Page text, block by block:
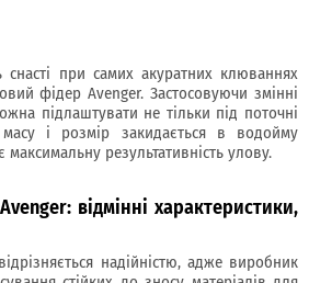
снасті при самих акуратних клюваннях
фідер Avenger. Застосовуючи змінні
підлаштувати не тільки під поточні
і розмір закидається в водойму
максимальну результативність улову.
відмінні характеристики,
надійністю, адже виробник